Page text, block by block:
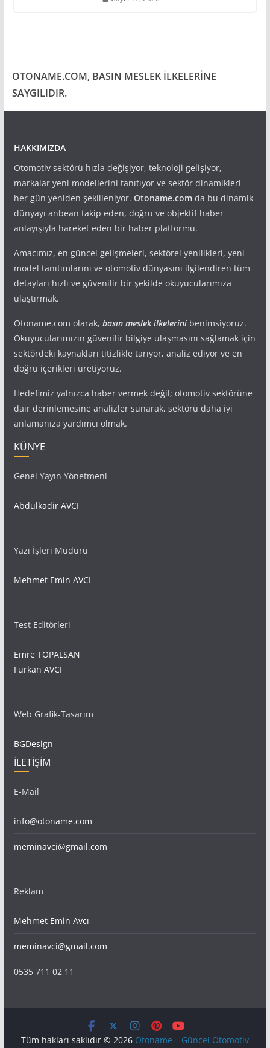
OTONAME.COM, BASIN MESLEK İLKELERİNE
SAYGILIDIR.
HAKKIMIZDA
Otomotiv sektörü hızla değişiyor, teknoloji gelişiyor,
markalar yeni modellerini tanıtıyor ve sektör dinamikleri
her gün yeniden şekilleniyor. Otoname.comda bu dinamik
dünyayı anbean takip eden, doğru ve objektif haber
anlayışıyla hareket eden bir haber platformu.
Amacımız, en güncel gelişmeleri, sektörel yenilikleri, yeni
model tanıtımlarını ve otomotiv dünyasını ilgilendiren tüm
detayları hızlı ve güvenilir bir şekilde okuyucularımıza
ulaştırmak.
Otoname.com olarak, basın meslek ilkelerinibenimsiyoruz.
Okuyucularımızın güvenilir bilgiye ulaşmasını sağlamak için
sektördeki kaynakları titizlikle tarıyor, analiz ediyor ve en
doğru içerikleri üretiyoruz.
Hedefimiz yalnızca haber vermek değil; otomotiv sektörüne
dair derinlemesine analizler sunarak, sektörü daha iyi
anlamanıza yardımcı olmak.
KÜNYE
Genel Yayın Yönetmeni
Abdulkadir AVCI
Yazı İşleri Müdürü
Mehmet Emin AVCI
Test Editörleri
Emre TOPALSAN
Furkan AVCI
Web Grafik-Tasarım
BGDesign
İLETİŞİM
E-Mail
info@otoname.com
meminavci@gmail.com
Reklam
Mehmet Emin Avcı
meminavci@gmail.com
0535 711 02 11
Tüm hakları saklıdır © 2026 Otoname – Güncel Otomotiv